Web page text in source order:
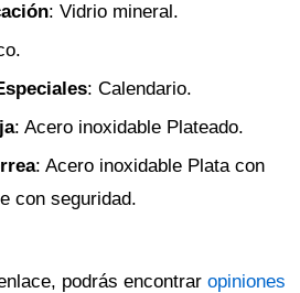
: Vidrio mineral.
: Calendario.
: Acero inoxidable Plateado.
: Acero inoxidable Plata con
con seguridad.
podrás encontrar opiniones